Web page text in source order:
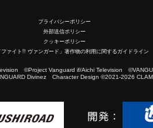
プライバシーポリシー
外部送信ポリシー
クッキーポリシー
ファイト!! ヴァンガード」著作物の利用に関するガイドライン
©Project Vanguard if/Aichi Television
Divinez Character Design ©2021-2026